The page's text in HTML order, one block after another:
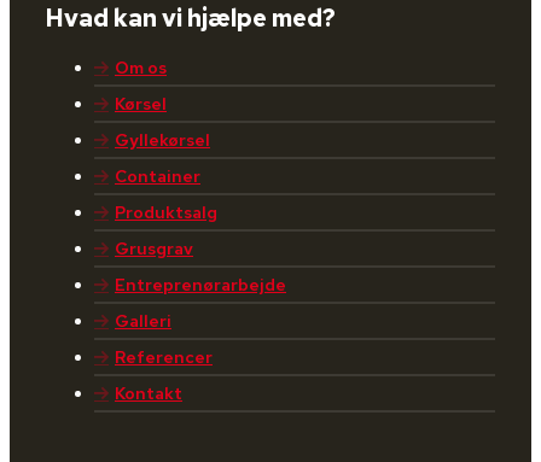
Hvad kan vi hjælpe med?
Om os
Kørsel
Gyllekørsel
Container
Produktsalg
Grusgrav
Entreprenørarbejde
Galleri
Referencer
Kontakt